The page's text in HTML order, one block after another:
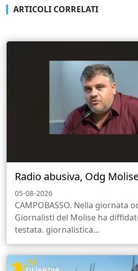
ARTICOLI CORRELATI
Radio abusiva, Odg
05-08-2026
CAMPOBASSO. Nella giornata
Giornalisti del Molise ha
testata. giornalistica...